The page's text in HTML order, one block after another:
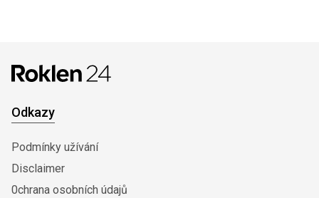
Odkazy
Podmínky užívání
Disclaimer
0chrana osobních údajů